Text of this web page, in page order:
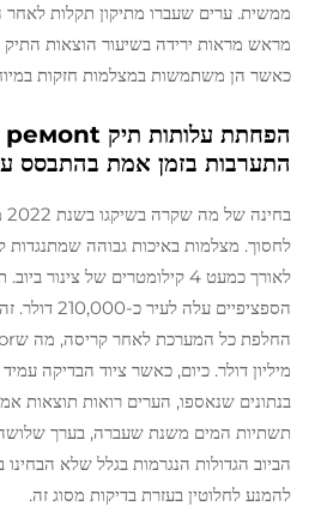
ממשית. ערים שעברו מתיקון תקלות לאחר
כאשר הן משתמשות במצלמות חזקות
התערבות בזמן אמת בהתבסס
לחסוך. מצלמות באיכות גבוהה שמתנגדות
לאורך כמעט 4 קילומטרים של צינור
הספציפיים
מיליון דולר. כיום, כאשר ציוד הבדיקה
בנתונים שנאספו, הערים רואות תוצאות
הביוב הגדולות הנגרמות בגלל שלא הבחינו
להמנע לחלוטין בעזרת בדיקות מסוג זה.